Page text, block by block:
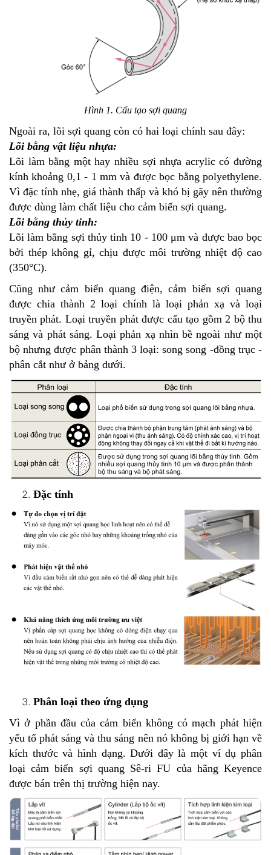
Hình 1. Cấu tạo sợi quang
Ngoài ra, lõi sợi quang còn có hai loại chính sau đây:
Lõi bằng vật liệu nhựa:
Lõi làm bằng một hay nhiều sợi nhựa acrylic có đường
kính khoảng 0,1 - 1 mm và được bọc bằng polyethylene.
Vì đặc tính nhẹ, giá thành thấp và khó bị gãy nên thường
được dùng làm chất liệu cho cảm biến sợi quang.
Lõi bằng thủy tinh:
Lõi làm bằng sợi thủy tinh 10 - 100 μm và được bao bọc
bởi thép không gỉ, chịu được môi trường nhiệt độ cao
(350°C).
Cũng như cảm biến quang điện, cảm biến sợi quang
được chia thành 2 loại chính là loại phản xạ và loại
truyền phát. Loại truyền phát được cấu tạo gồm 2 bộ thu
sáng và phát sáng. Loại phản xạ nhìn bề ngoài như một
bộ nhưng được phân thành 3 loại: song song -đồng trục -
phân cắt như ở bảng dưới.
Đặc tính
Phân loại theo ứng dụng
Vì ở phần đầu của cảm biến không có mạch phát hiện
yếu tố phát sáng và thu sáng nên nó không bị giới hạn về
kích thước và hình dạng. Dưới đây là một ví dụ phân
loại cảm biến sợi quang Sê-ri FU của hãng Keyence
được bán trên thị trường hiện nay.